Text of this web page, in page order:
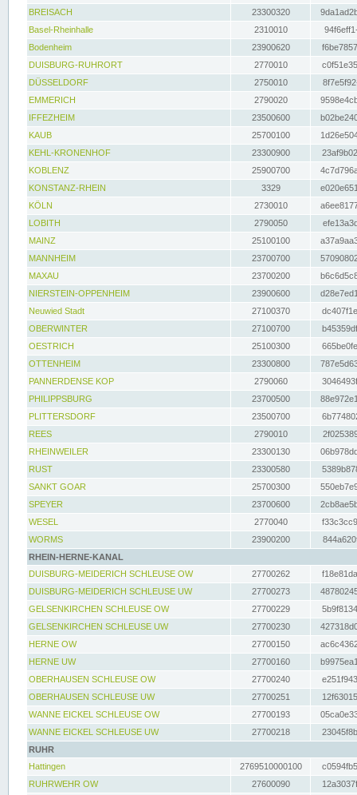
BREISACH
23300320
Basel-Rheinhalle
2310010
Bodenheim
23900620
DUISBURG-RUHRORT
2770010
DÜSSELDORF
2750010
EMMERICH
2790020
IFFEZHEIM
23500600
KAUB
25700100
KEHL-KRONENHOF
23300900
KOBLENZ
25900700
KONSTANZ-RHEIN
3329
KÖLN
2730010
LOBITH
2790050
MAINZ
25100100
MANNHEIM
23700700
MAXAU
23700200
NIERSTEIN-OPPENHEIM
23900600
Neuwied Stadt
27100370
OBERWINTER
27100700
OESTRICH
25100300
OTTENHEIM
23300800
PANNERDENSE KOP
2790060
PHILIPPSBURG
23700500
PLITTERSDORF
23500700
REES
2790010
RHEINWEILER
23300130
RUST
23300580
SANKT GOAR
25700300
SPEYER
23700600
WESEL
2770040
WORMS
23900200
RHEIN-HERNE-KANAL
DUISBURG-MEIDERICH SCHLEUSE OW
27700262
DUISBURG-MEIDERICH SCHLEUSE UW
27700273
GELSENKIRCHEN SCHLEUSE OW
27700229
GELSENKIRCHEN SCHLEUSE UW
27700230
HERNE OW
27700150
HERNE UW
27700160
OBERHAUSEN SCHLEUSE OW
27700240
OBERHAUSEN SCHLEUSE UW
27700251
WANNE EICKEL SCHLEUSE OW
27700193
WANNE EICKEL SCHLEUSE UW
27700218
RUHR
Hattingen
2769510000100
RUHRWEHR OW
27600090